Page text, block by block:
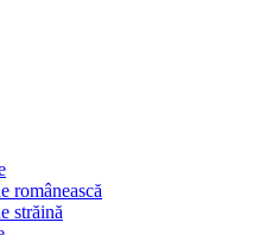
românească
străină